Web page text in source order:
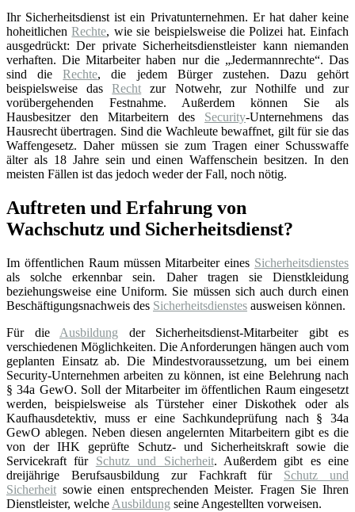
Ihr Sicherheitsdienst ist ein Privatunternehmen. Er hat daher keine
hoheitlichenRechte, wie sie beispielsweise die Polizei hat. Einfach
ausgedrückt: Der private Sicherheitsdienstleister kann niemanden
verhaften. Die Mitarbeiter haben nur die „Jedermannrechte“. Das
sind dieRechte, die jedem Bürger zustehen. Dazu gehört
beispielsweise dasRecht zur Notwehr, zur Nothilfe und zur
vorübergehenden Festnahme. Außerdem können Sie als
Hausbesitzer den Mitarbeitern des Security-Unternehmens das
Hausrecht übertragen. Sind die Wachleute bewaffnet, gilt für sie das
Waffengesetz. Daher müssen sie zum Tragen einer Schusswaffe
älter als 18 Jahre sein und einen Waffenschein besitzen. In den
meisten Fällen ist das jedoch weder der Fall, noch nötig.
Auftreten und Erfahrung von
Wachschutz und Sicherheitsdienst?
Im öffentlichen Raum müssen Mitarbeiter eines Sicherheitsdienstes
als solche erkennbar sein. Daher tragen sie Dienstkleidung
beziehungsweise eine Uniform. Sie müssen sich auch durch einen
Beschäftigungsnachweis des Sicherheitsdienstes ausweisen können.
Für die Ausbildung der Sicherheitsdienst-Mitarbeiter gibt es
verschiedenen Möglichkeiten. Die Anforderungen hängen auch vom
geplanten Einsatz ab. Die Mindestvoraussetzung, um bei einem
Security-Unternehmen arbeiten zu können, ist eine Belehrung nach
§ 34a GewO. Soll der Mitarbeiter im öffentlichen Raum eingesetzt
werden, beispielsweise als Türsteher einer Diskothek oder als
Kaufhausdetektiv, muss er eine Sachkundeprüfung nach § 34a
GewO ablegen. Neben diesen angelernten Mitarbeitern gibt es die
von der IHK geprüfte Schutz- und Sicherheitskraft sowie die
Servicekraft für Schutz und Sicherheit. Außerdem gibt es eine
dreijährige Berufsausbildung zur Fachkraft für Schutz und
Sicherheit sowie einen entsprechenden Meister. Fragen Sie Ihren
Dienstleister, welche Ausbildung seine Angestellten vorweisen.